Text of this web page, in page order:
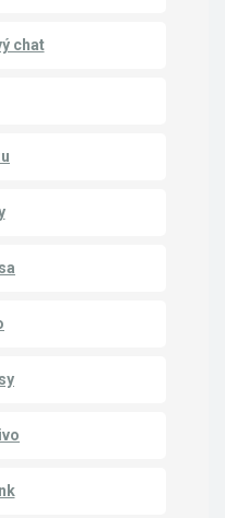
chat